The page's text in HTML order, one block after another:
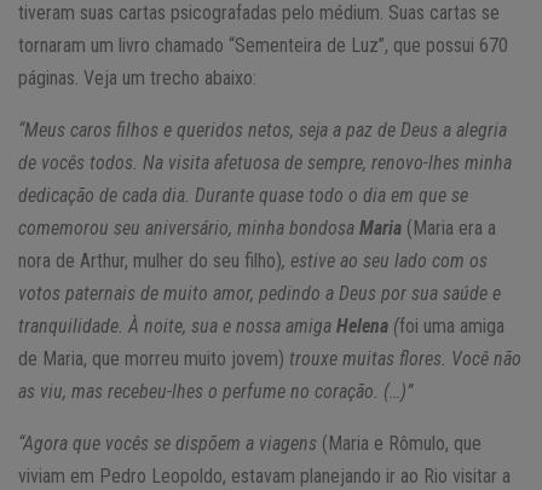
tiveram suas cartas psicografadas pelo médium. Suas cartas se
tornaram um livro chamado “Sementeira de Luz”, que possui 670
páginas. Veja um trecho abaixo:
“Meus caros filhos e queridos netos, seja a paz de Deus a alegria
de vocês todos. Na visita afetuosa de sempre, renovo-lhes minha
dedicação de cada dia. Durante quase todo o dia em que se
comemorou seu aniversário, minha bondosa Maria (Maria era a
nora de Arthur, mulher do seu filho), estive ao seu lado com os
votos paternais de muito amor, pedindo a Deus por sua saúde e
tranquilidade. À noite, sua e nossa amiga Helena (foi uma amiga
de Maria, que morreu muito jovem) trouxe muitas flores. Você não
as viu, mas recebeu-lhes o perfume no coração. (…)”
“Agora que vocês se dispõem a viagens (Maria e Rômulo, que
viviam em Pedro Leopoldo, estavam planejando ir ao Rio visitar a